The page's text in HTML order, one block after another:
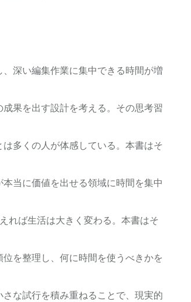
深い編集作業に集中できる時間が増
果を出す設計を考える。その思考習
多くの人が体感している。本書はそ
当に価値を出せる領域に時間を集中
れば生活は大きく変わる。本書はそ
を整理し、何に時間を使うべきかを
な試行を積み重ねることで、現実的